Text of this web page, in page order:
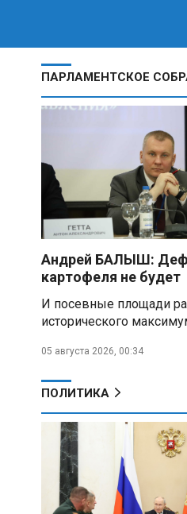
ПАРЛАМЕНТСКОЕ
Андрей БАЛЫШ:
картофеля не будет
И посевные площади
исторического
05 августа 2026, 00:34
ПОЛИТИКА